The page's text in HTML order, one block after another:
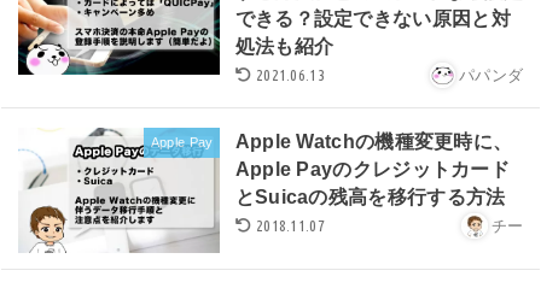
できる？設定できない原因と対
処法も紹介
2021.06.13 パパンダ
Apple Pay
Apple Watchの機種変更時に、
Apple Payのクレジットカード
とSuicaの残高を移行する方法
2018.11.07 チー